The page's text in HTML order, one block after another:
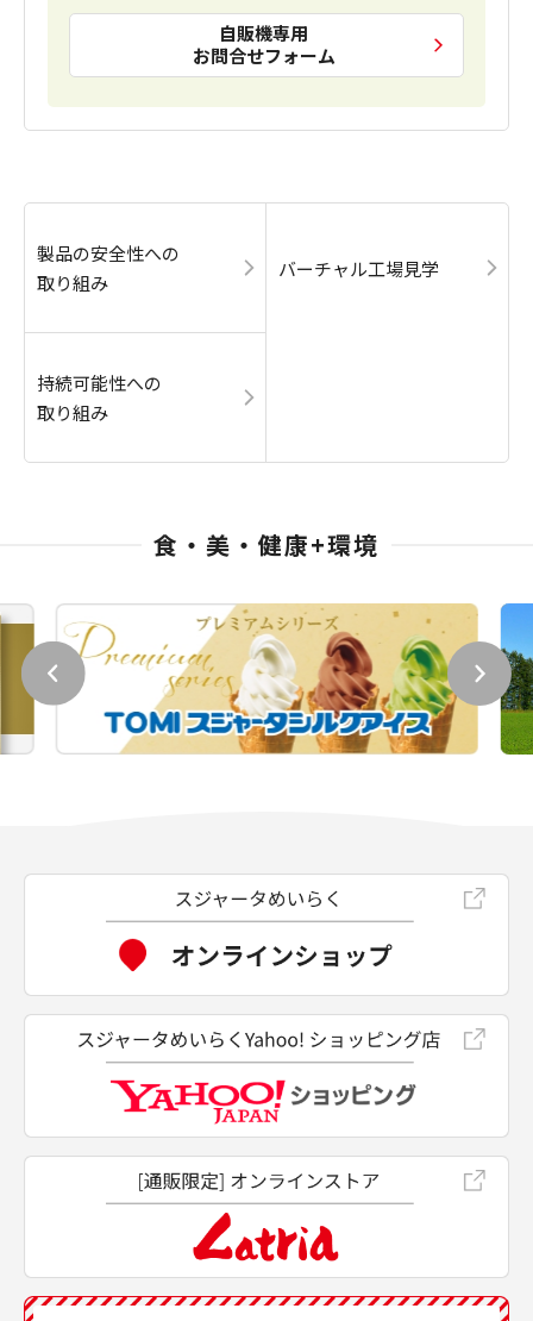
自販機専用
お問合せフォーム
製品の安全性への
取り組み
バーチャル工場見学
持続可能性への
取り組み
食・美・健康+環境